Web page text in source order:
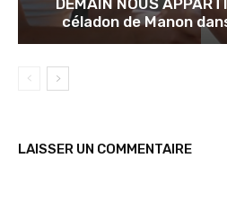
DEMAIN NOUS
céladon de Manon
LAISSER UN COMMENTAIRE